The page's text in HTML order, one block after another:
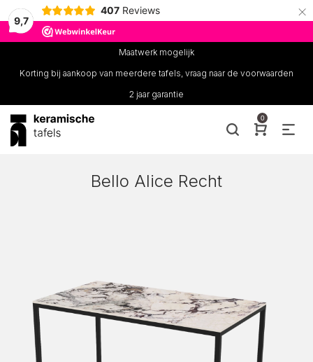
9,7
407 Reviews ×
Maatwerk mogelijk
Korting bij aankoop van meerdere tafels, vraag naar de voorwaarden
2 jaar garantie
0
Bello Alice Recht